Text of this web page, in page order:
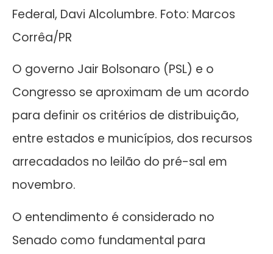
Federal, Davi Alcolumbre. Foto: Marcos
Corrêa/PR
O governo Jair Bolsonaro (PSL) e o
Congresso se aproximam de um acordo
para definir os critérios de distribuição,
entre estados e municípios, dos recursos
arrecadados no leilão do pré-sal em
novembro.
O entendimento é considerado no
Senado como fundamental para